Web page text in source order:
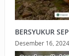
BERSYUKUR
Desember 16, 2024